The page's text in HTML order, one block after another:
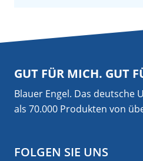
GUT FÜR MICH. GUT
Blauer Engel. Das deutsche
als 70.000 Produkten von
FOLGEN SIE UNS